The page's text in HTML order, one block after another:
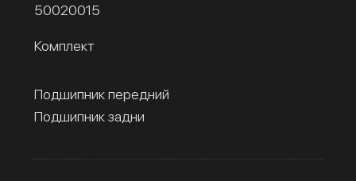
50020015
Комплект
Подшипник передний
Подшипник задни